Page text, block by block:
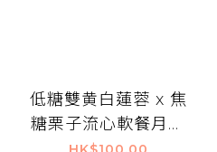
低糖雙黄白蓮蓉 x 焦
糖栗子流心軟餐月餅